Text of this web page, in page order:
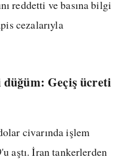
reddetti ve basına bilgi
cezalarıyla
düğüm: Geçiş ücreti
civarında işlem
aştı. İran tankerlerden